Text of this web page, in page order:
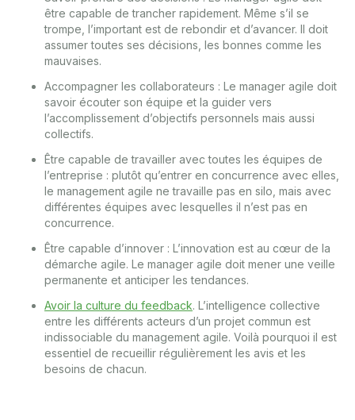
être capable de trancher rapidement. Même s’il se
trompe, l’important est de rebondir et d’avancer. Il doit
assumer toutes ses décisions, les bonnes comme les
mauvaises.
Accompagner les collaborateurs : Le manager agile doit
savoir écouter son équipe et la guider vers
l’accomplissement d’objectifs personnels mais aussi
collectifs.
Être capable de travailler avec toutes les équipes de
l’entreprise : plutôt qu’entrer en concurrence avec elles,
le management agile ne travaille pas en silo, mais avec
différentes équipes avec lesquelles il n’est pas en
concurrence.
Être capable d’innover : L’innovation est au cœur de la
démarche agile. Le manager agile doit mener une veille
permanente et anticiper les tendances.
Avoir la culture du feedback. L’intelligence collective
entre les différents acteurs d’un projet commun est
indissociable du management agile. Voilà pourquoi il est
essentiel de recueillir régulièrement les avis et les
besoins de chacun.